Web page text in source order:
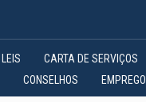
LEIS CARTA DE SERVIÇOS
CONSELHOS EMPREGO